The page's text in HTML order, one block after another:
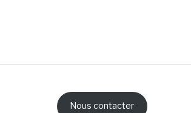
Nous contacter